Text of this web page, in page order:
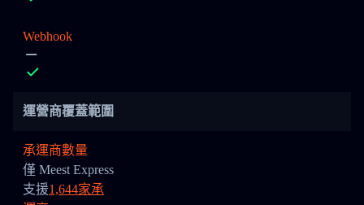
Webhook
運營商覆蓋範圍
承運商數量
僅 Meest Express
支援1,644家承